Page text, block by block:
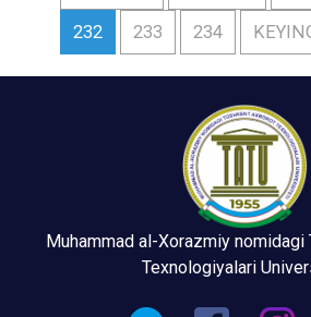
232 233 234
Muhammad al-Xorazmiy
Texnologiyalari